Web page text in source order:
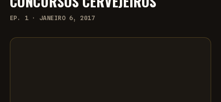
EP. 1 · JANEIRO 6, 2017